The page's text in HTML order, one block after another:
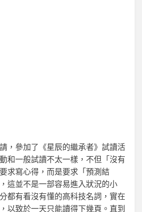
，參加了《星辰的繼承者》試讀活
和一般試讀不太一樣，不但「沒有
求寫心得，而是要求「預測結
這並不是一部容易進入狀況的小
都有看沒有懂的高科技名詞，實在
以致於一天只能讀得下幾頁。直到